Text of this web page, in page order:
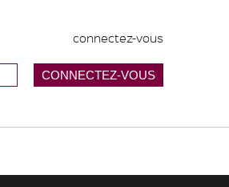
connectez-vous